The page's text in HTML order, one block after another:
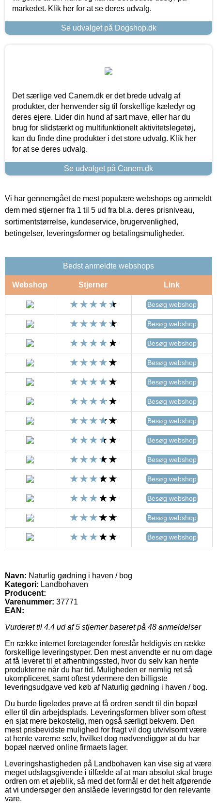
markedet. Klik her for at se deres udvalg.
Se udvalget på Dogshop.dk
Det særlige ved Canem.dk er det brede udvalg af
produkter, der henvender sig til forskellige kæledyr og
deres ejere. Lider din hund af sart mave, eller har du
brug for slidstærkt og multifunktionelt aktivitetslegetøj,
kan du finde dine produkter i det store udvalg. Klik her
for at se deres udvalg.
Se udvalget på Canem.dk
Vi har gennemgået de mest populære webshops og anmeldt
dem med stjerner fra 1 til 5 ud fra bl.a. deres prisniveau,
sortimentstørrelse, kundeservice, brugervenlighed,
betingelser, leveringsformer og betalingsmuligheder.
Bedst anmeldte webshops
Webshop Stjerner Link
Besøg webshop
Besøg webshop
Besøg webshop
Besøg webshop
Besøg webshop
Besøg webshop
Besøg webshop
Besøg webshop
Besøg webshop
Besøg webshop
Besøg webshop
Besøg webshop
Besøg webshop
Navn: Naturlig gødning i haven / bog
Kategori: Landbohaven
Producent:
Varenummer: 37771
EAN:
Vurderet til 4.4 ud af 5 stjerner baseret på 48 anmeldelser
En række internet foretagender foreslår heldigvis en række
forskellige leveringstyper. Den mest anvendte er nu om dage
at få leveret til et afhentningssted, hvor du selv kan hente
produkterne når du har tid. Muligheden er nemlig ret så
ukompliceret, samt oftest ydermere den billigste
leveringsudgave ved køb af Naturlig gødning i haven / bog.
Du burde ligeledes prøve at få ordren sendt til din bopæl
eller til din arbejdsplads. Leveringsformen bliver som oftest
en sjat mere bekostelig, men også særligt bekvem. Den
mest prisbevidste mulighed for fragt vil dog utvivlsomt være
at hente varerne selv, hvilket dog nødvendiggør at du har
bopæl nærved online firmaets lager.
Leveringshastigheden på Landbohaven kan vise sig at være
meget udslagsgivende i tilfælde af at man absolut skal bruge
ordren om et øjeblik, så med det formål er det helt afgørende
at vi undersøger den anslåede leveringstid for den relevante
vare.